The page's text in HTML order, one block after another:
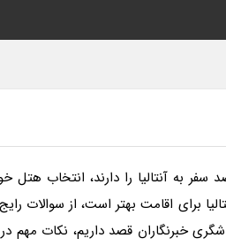
سفر به آنتالیا را دارند، انتخاب
برای اقامت بهتر است، از سوالات
خبرنگاران قصد داریم، نکات مهم در